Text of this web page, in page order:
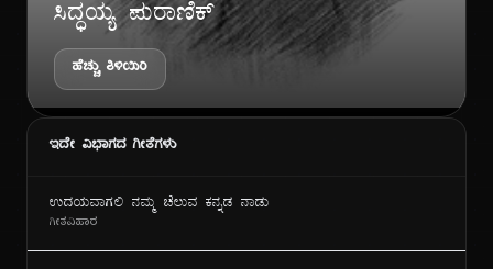
ಸಿದ್ಧಯ್ಯ ಪುರಾಣಿಕ್
ಹೆಚ್ಚು ತಿಳಿಯಿರಿ
ಇದೇ ವಿಭಾಗದ ಗೀತೆಗಳು
ಉದಯವಾಗಲಿ ನಮ್ಮ ಚೆಲುವ ಕನ್ನಡ ನಾಡು
ಗೀತವಿಹಾರ